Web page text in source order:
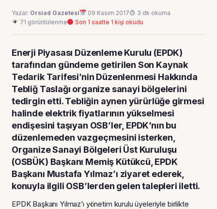
Yazar: Orsiad Gazetesi 09 Kasım 2017
3 dk okuma
71 görüntülenme
Son 1 saatte 1 kişi okudu
Enerji Piyasası Düzenleme Kurulu (EPDK)
tarafından gündeme getirilen Son Kaynak
Tedarik Tarifesi’nin Düzenlenmesi Hakkında
Tebliğ Taslağı organize sanayi bölgelerini
tedirgin etti. Tebliğin aynen yürürlüğe girmesi
halinde elektrik fiyatlarının yükselmesi
endişesini taşıyan OSB’ler, EPDK’nın bu
düzenlemeden vazgeçmesini isterken,
Organize Sanayi Bölgeleri Üst Kuruluşu
(OSBÜK) Başkanı Memiş Kütükcü, EPDK
Başkanı Mustafa Yılmaz’ı ziyaret ederek,
konuyla ilgili OSB’lerden gelen talepleri iletti.
EPDK Başkanı Yılmaz’ı yönetim kurulu üyeleriyle birlikte